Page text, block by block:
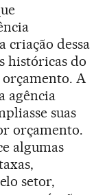
criação dessa
históricas do
A
agência
suas
orçamento.
algumas
setor,